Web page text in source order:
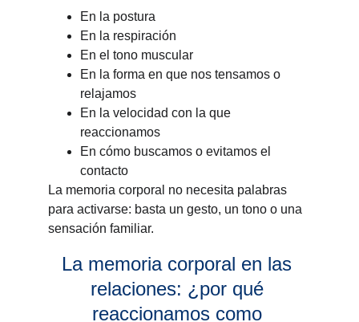
En la postura
En la respiración
En el tono muscular
En la forma en que nos tensamos o
relajamos
En la velocidad con la que
reaccionamos
En cómo buscamos o evitamos el
contacto
La memoria corporal no necesita palabras
para activarse: basta un gesto, un tono o una
sensación familiar.
La memoria corporal en las
relaciones: ¿por qué
reaccionamos como